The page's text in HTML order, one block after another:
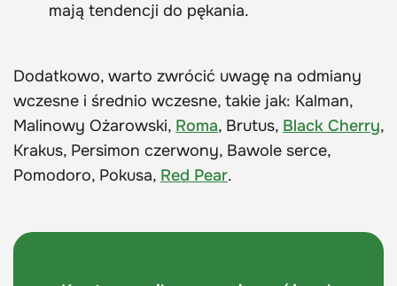
mają tendencji do pękania.
Dodatkowo, warto zwrócić uwagę na odmiany
wczesne i średnio wczesne, takie jak: Kalman,
Malinowy Ożarowski, Roma, Brutus, Black Cherry,
Krakus, Persimon czerwony, Bawole serce,
Pomodoro, Pokusa, Red Pear.